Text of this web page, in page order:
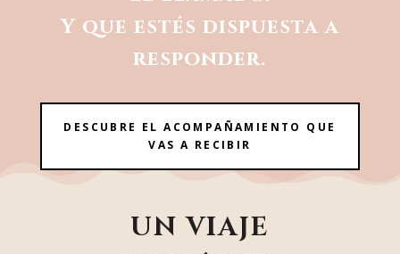
Y que estés dispuesta a
responder.
DESCUBRE EL ACOMPAÑAMIENTO QUE
VAS A RECIBIR
UN VIAJE